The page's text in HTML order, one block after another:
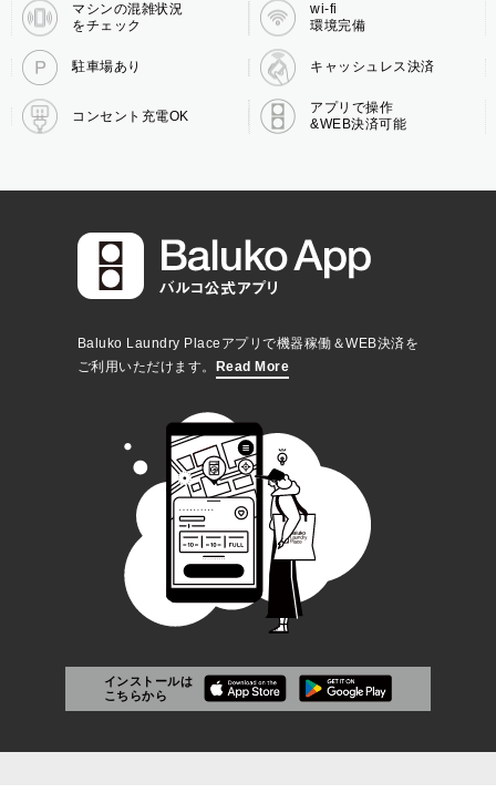
マシンの混雑状況
をチェック
wi-fi
環境完備
駐車場あり キャッシュレス決済
コンセント充電OK
アプリで操作
&WEB決済可能
Baluko Laundry Placeアプリで機器稼働＆WEB決済を
ご利用いただけます。 Read More
インストールは
こちらから